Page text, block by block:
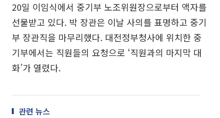
20일 이임식에서 중기부 노조위원장으로부터 액자를
선물받고 있다. 박 장관은 이날 사의를 표명하고 중기
부 장관직을 마무리했다. 대전정부청사에 위치한 중
기부에서는 직원들의 요청으로 ‘직원과의 마지막 대
화’가 열렸다.
관련 뉴스